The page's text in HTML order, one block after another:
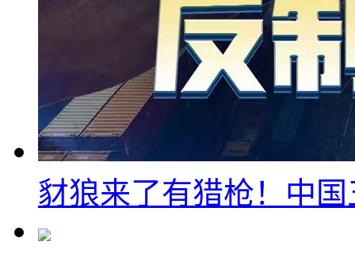
豺狼来了有猎枪！中